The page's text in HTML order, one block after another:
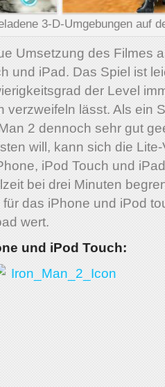
3-D-Umgebungen auf
Umsetzung des Filmes
und iPad. Das Spiel ist
der Level
verzweifeln lässt. Als ein
2 dennoch sehr gut
will, kann sich die
iPod Touch und
bei drei Minuten
das iPhone und iPod
wert.
und iPod Touch: